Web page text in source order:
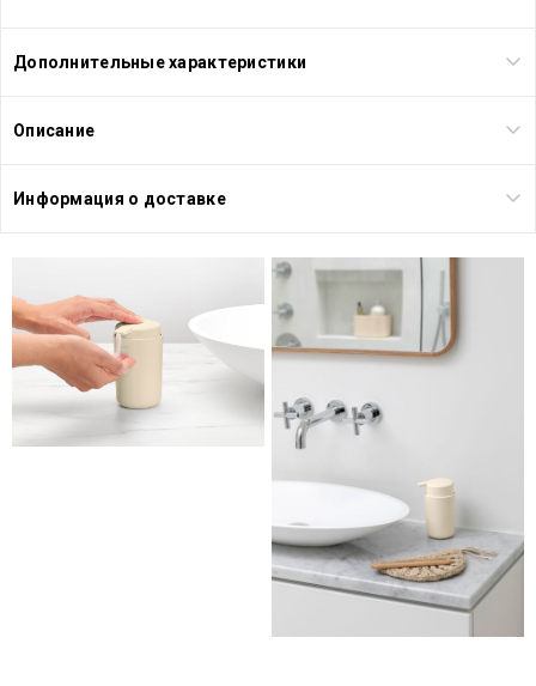
Дополнительные характеристики
Описание
Информация о доставке